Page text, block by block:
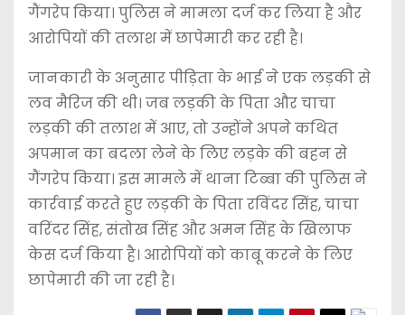
गैंगरेप किया। पुलिस ने मामला दर्ज कर लिया है और
आरोपियों की तलाश में छापेमारी कर रही है।
जानकारी के अनुसार पीड़िता के भाई ने एक लड़की से
लव मैरिज की थी। जब लड़की के पिता और चाचा
लड़की की तलाश में आए, तो उन्होंने अपने कथित
अपमान का बदला लेने के लिए लड़के की बहन से
गैंगरेप किया। इस मामले में थाना टिब्बा की पुलिस ने
कार्रवाई करते हुए लड़की के पिता रविंदर सिंह, चाचा
वरिंदर सिंह, संतोख सिंह और अमन सिंह के खिलाफ
केस दर्ज किया है। आरोपियों को काबू करने के लिए
छापेमारी की जा रही है।